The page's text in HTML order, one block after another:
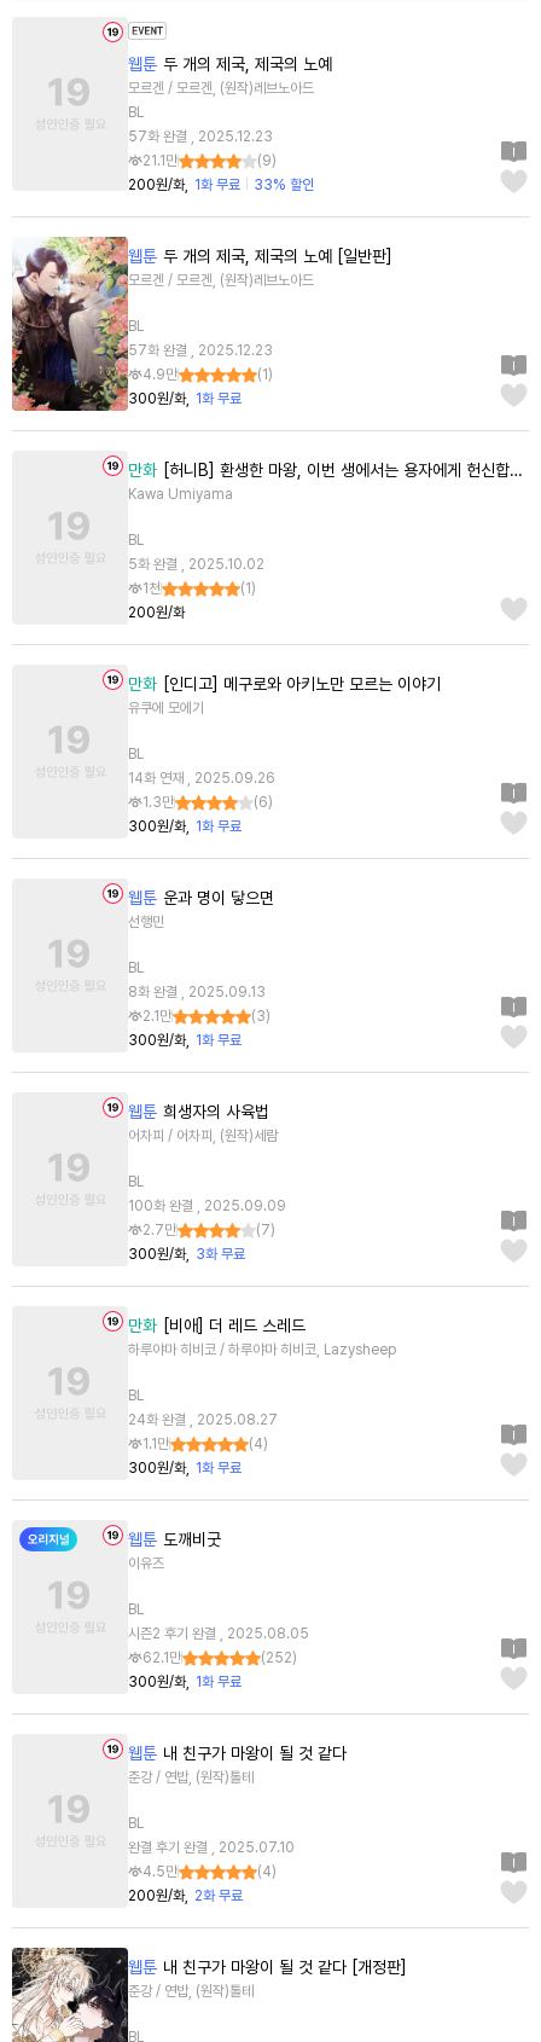
웹툰 두 개의 제국, 제국의 노예
모르겐 / 모르겐, (원작)레브노아드
BL
57화 완결 , 2025.12.23
21.1만
(9)
200원/화
1화 무료 33% 할인
웹툰 두 개의 제국, 제국의 노예 [일반판]
모르겐 / 모르겐, (원작)레브노아드
BL
57화 완결 , 2025.12.23
4.9만
(1 )
300원/화
1화 무료
만화 [허니B] 환생한 마왕, 이번 생에서는 용자에게 헌신합니다
Kawa Umiyama
BL
5화 완결 , 2025.10.02
1천
(1 )
200원/화
만화 [인디고] 메구로와 아키노만 모르는 이야기
유쿠에 모에기
BL
14화 연재 , 2025.09.26
1.3만
(6)
300원/화
1화 무료
웹툰 운과 명이 닿으면
선행민
BL
8화 완결 , 2025.09.13
2.1만
(3)
300원/화
1화 무료
웹툰 희생자의 사육법
어차피 / 어차피, (원작)세람
BL
100화 완결 , 2025.09.09
2.7만
(7)
300원/화
3화 무료
만화 [비애] 더 레드 스레드
하루야마 히비코 / 하루야마 히비코, Lazysheep
BL
24화 완결 , 2025.08.27
1.1만
(4)
300원/화
1화 무료
웹툰 도깨비굿
이유즈
BL
시즌2 후기 완결 , 2025.08.05
62.1만
(252)
300원/화
1화 무료
웹툰 내 친구가 마왕이 될 것 같다
준강 / 연밥, (원작)톨테
BL
완결 후기 완결 , 2025.07.10
4.5만
(4)
200원/화
2화 무료
웹툰 내 친구가 마왕이 될 것 같다 [개정판]
준강 / 연밥, (원작)톨테
BL